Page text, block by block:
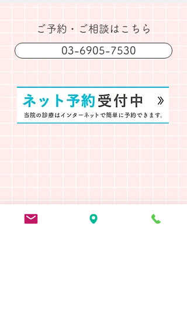
​ご予約・ご相談はこちら
03-6905-7530